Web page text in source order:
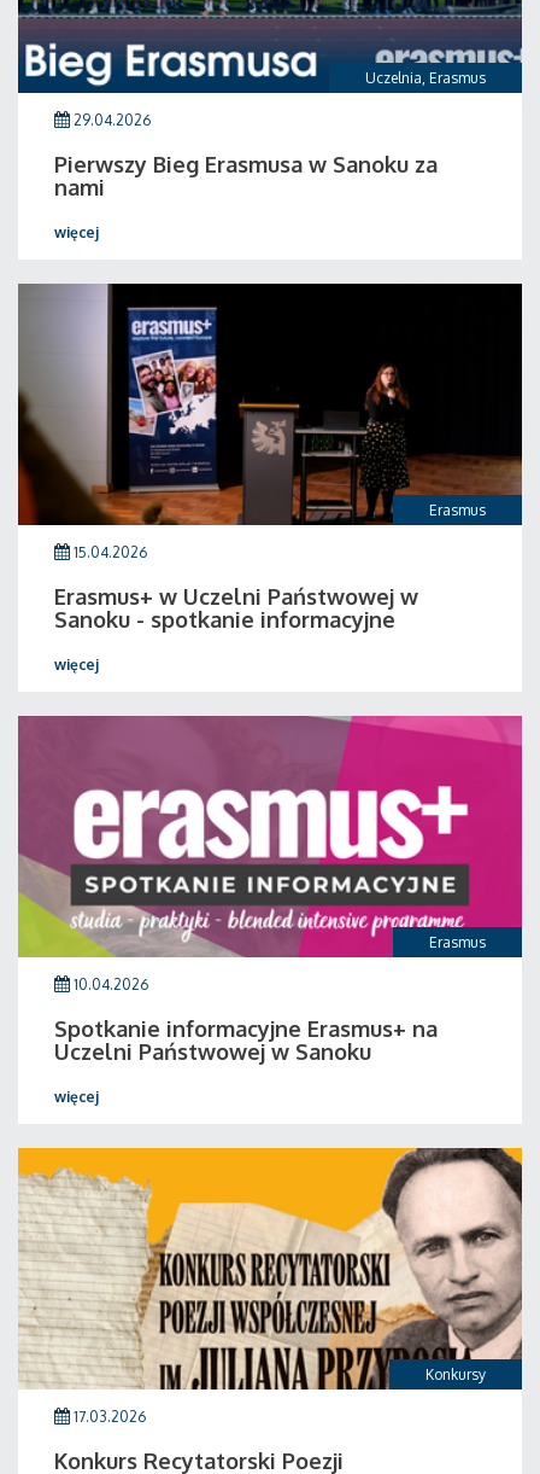
Uczelnia, Erasmus
29.04.2026
Pierwszy Bieg Erasmusa w Sanoku za
nami
więcej
Erasmus
15.04.2026
Erasmus+ w Uczelni Państwowej w
Sanoku - spotkanie informacyjne
więcej
Erasmus
10.04.2026
Spotkanie informacyjne Erasmus+ na
Uczelni Państwowej w Sanoku
więcej
Konkursy
17.03.2026
Konkurs Recytatorski Poezji